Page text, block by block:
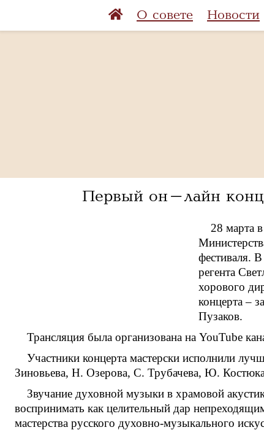
О совете Новости
Первый он-лайн
28 марта
фестиваля.
регента
хорового
концерта –
Пузаков.
Трансляция была организована на YouTube
Участники концерта мастерски исполнили
Зиновьева, Н. Озерова, С. Трубачева, Ю.
Звучание духовной музыки в храмовой
воспринимать как целительный дар
мастерства русского духовно-музыкального